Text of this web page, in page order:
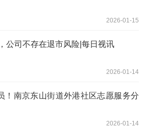
2026-01-15
公司不存在退市风险|每日视讯
2026-01-14
！南京东山街道外港社区志愿服务分
2026-01-14